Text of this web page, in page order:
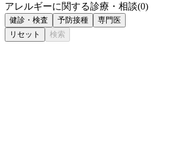
アレルギーに関する診療・相談(0)
健診・検査 予防接種
専門医
リセット
検索